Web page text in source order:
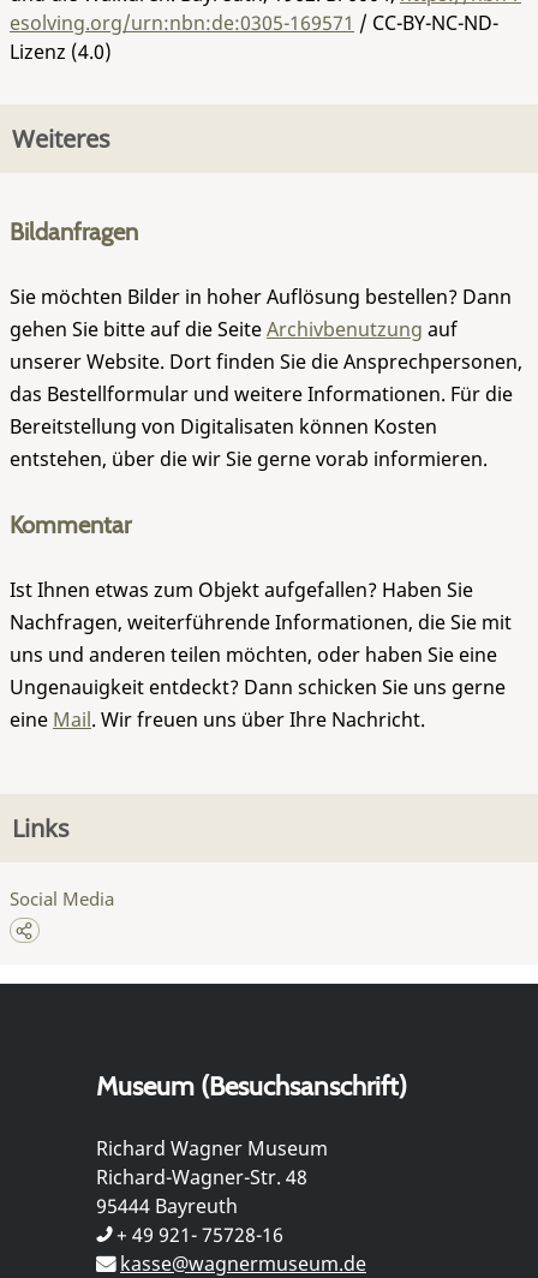
esolving.org/urn:nbn:de:0305-169571 / CC-BY-NC-ND-
Lizenz (4.0)
Weiteres
Bildanfragen
Sie möchten Bilder in hoher Auflösung bestellen? Dann
gehen Sie bitte auf die SeiteArchivbenutzung auf
unserer Website. Dort finden Sie die Ansprechpersonen,
das Bestellformular und weitere Informationen. Für die
Bereitstellung von Digitalisaten können Kosten
entstehen, über die wir Sie gerne vorab informieren.
Kommentar
Ist Ihnen etwas zum Objekt aufgefallen? Haben Sie
Nachfragen, weiterführende Informationen, die Sie mit
uns und anderen teilen möchten, oder haben Sie eine
Ungenauigkeit entdeckt? Dann schicken Sie uns gerne
eine Mail. Wir freuen uns über Ihre Nachricht.
Links
Social Media
Museum (Besuchsanschrift)
Richard Wagner Museum
Richard-Wagner-Str. 48
95444 Bayreuth
+ 49 921- 75728-16
kasse@wagnermuseum.de